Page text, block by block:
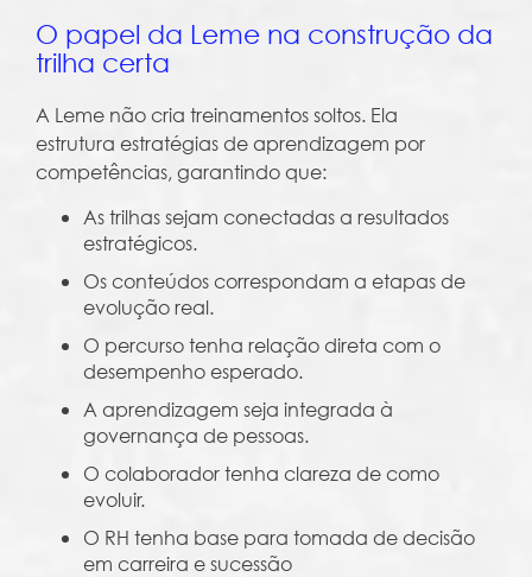
O papel da Leme na construção da
trilha certa
A Leme não cria treinamentos soltos. Ela
estrutura estratégias de aprendizagem por
competências, garantindo que:
As trilhas sejam conectadas a resultados
estratégicos.
Os conteúdos correspondam a etapas de
evolução real.
O percurso tenha relação direta com o
desempenho esperado.
A aprendizagem seja integrada à
governança de pessoas.
O colaborador tenha clareza de como
evoluir.
O RH tenha base para tomada de decisão
em carreira e sucessão